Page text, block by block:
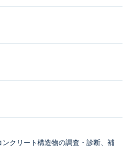
ンクリート構造物の調査・診断、補